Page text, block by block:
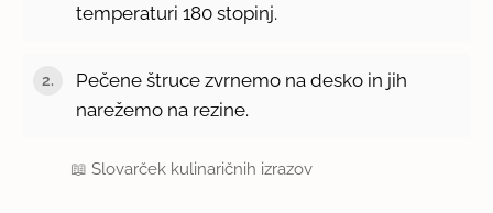
temperaturi 180 stopinj.
Pečene štruce zvrnemo na desko in jih
narežemo na rezine.
📖Slovarček kulinaričnih izrazov